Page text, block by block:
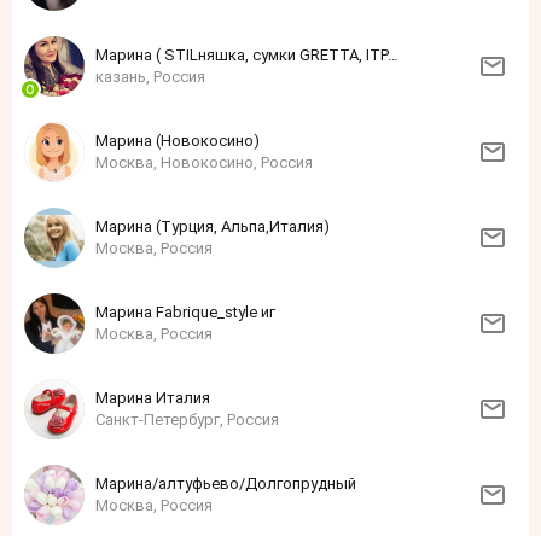
Марина ( STILняшка, сумки GRETTA, ITPARAD)
казань, Россия
Марина (Новокосино)
Москва, Новокосино, Россия
Марина (Турция, Альпа,Италия)
Москва, Россия
Марина Fabrique_style иг
Москва, Россия
Марина Италия
Санкт-Петербург, Россия
Марина/алтуфьево/Долгопрудный
Москва, Россия